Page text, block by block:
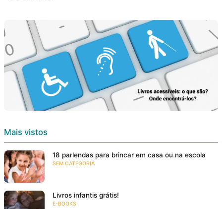
Mais vistos
18 parlendas para brincar em casa ou na escola
SEM CATEGORIA
Livros infantis grátis!
E-BOOKS